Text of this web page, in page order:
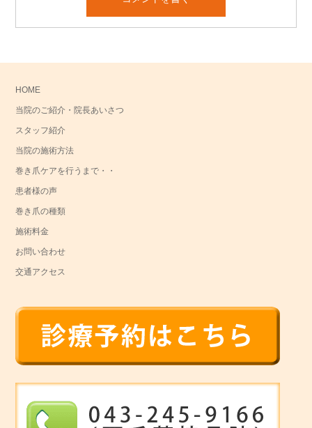
HOME
当院のご紹介・院長あいさつ
スタッフ紹介
当院の施術方法
巻き爪ケアを行うまで・・
患者様の声
巻き爪の種類
施術料金
お問い合わせ
交通アクセス